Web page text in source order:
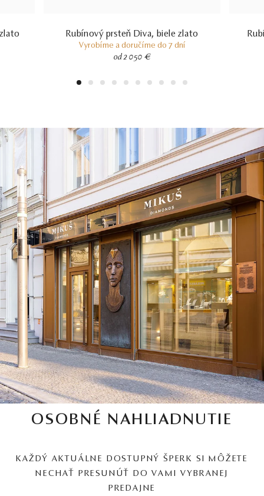
Rubínový prsteň Diva, biele zlato
Vyrobíme a doručíme do 7 dní
od 2 050 €
1 2 3 4 5 6 7 8 9 10
OSOBNÉ NAHLIADNUTIE
KAŽDÝ AKTUÁLNE DOSTUPNÝ ŠPERK SI MÔŽETE
NECHAŤ PRESUNÚŤ DO VAMI VYBRANEJ
PREDAJNE